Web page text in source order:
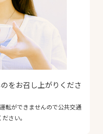
をお召し上がりくださ
転ができませんので公共交通
さい。